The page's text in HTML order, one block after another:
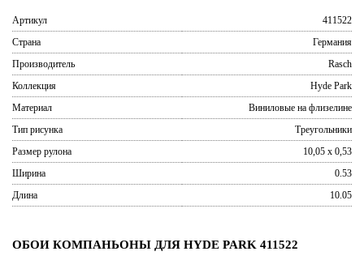
Артикул
411522
Страна
Германия
Производитель
Rasch
Коллекция
Hyde Park
Материал
Виниловые на флизелине
Тип рисунка
Треугольники
Размер рулона
10,05 x 0,53
Ширина
0.53
Длина
10.05
ОБОИ КОМПАНЬОНЫ ДЛЯ HYDE PARK 411522